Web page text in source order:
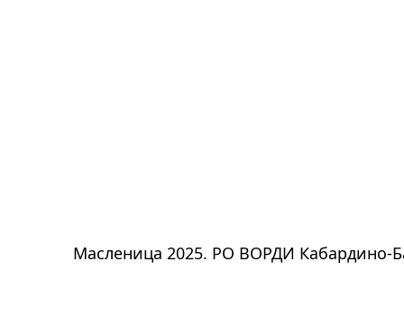
Масленица 2025. РО ВОРДИ Кабардино-